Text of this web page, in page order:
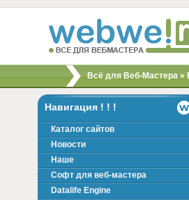
Скрипты,
модули, хаки для
вебмастера!
Всё для Веб-Мастера»
Навигация ! ! !
Каталог сайтов
Новости
Наше
Софт для веб-мастера
Datalife Engine